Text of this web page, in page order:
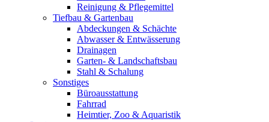
Reinigung & Pflegemittel
Tiefbau & Gartenbau
Abdeckungen & Schächte
Abwasser & Entwässerung
Drainagen
Garten- & Landschaftsbau
Stahl & Schalung
Sonstiges
Büroausstattung
Fahrrad
Heimtier, Zoo & Aquaristik